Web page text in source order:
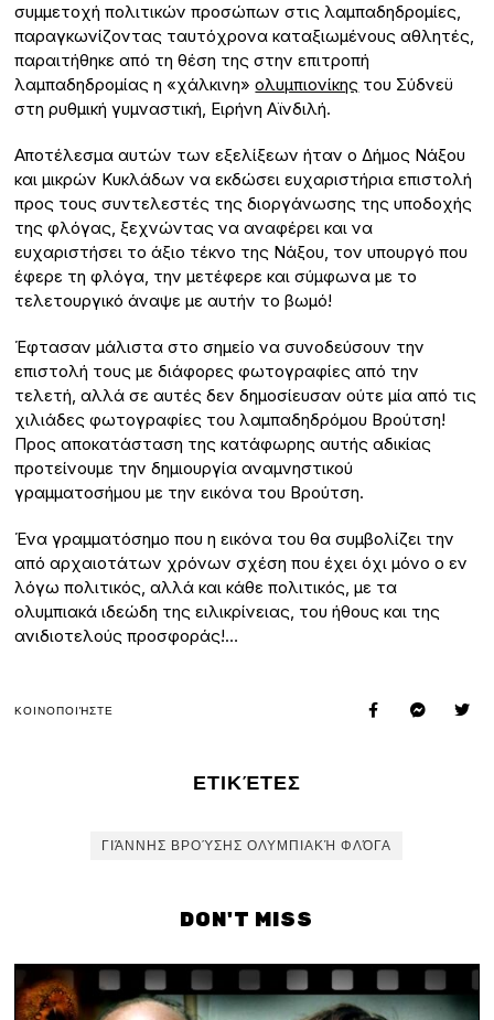
συμμετοχή πολιτικών προσώπων στις λαμπαδηδρομίες,
παραγκωνίζοντας ταυτόχρονα καταξιωμένους αθλητές,
παραιτήθηκε από τη θέση της στην επιτροπή
λαμπαδηδρομίας η «χάλκινη»ολυμπιονίκης του Σύδνεϋ
στη ρυθμική γυμναστική, Ειρήνη Αϊνδιλή.
Αποτέλεσμα αυτών των εξελίξεων ήταν ο Δήμος Νάξου
και μικρών Κυκλάδων να εκδώσει ευχαριστήρια επιστολή
προς τους συντελεστές της διοργάνωσης της υποδοχής
της φλόγας, ξεχνώντας να αναφέρει και να
ευχαριστήσει το άξιο τέκνο της Νάξου, τον υπουργό που
έφερε τη φλόγα, την μετέφερε και σύμφωνα με το
τελετουργικό άναψε με αυτήν το βωμό!
Έφτασαν μάλιστα στο σημείο να συνοδεύσουν την
επιστολή τους με διάφορες φωτογραφίες από την
τελετή, αλλά σε αυτές δεν δημοσίευσαν ούτε μία από τις
χιλιάδες φωτογραφίες του λαμπαδηδρόμου Βρούτση!
Προς αποκατάσταση της κατάφωρης αυτής αδικίας
προτείνουμε την δημιουργία αναμνηστικού
γραμματοσήμου με την εικόνα του Βρούτση.
Ένα γραμματόσημο που η εικόνα του θα συμβολίζει την
από αρχαιοτάτων χρόνων σχέση που έχει όχι μόνο ο εν
λόγω πολιτικός, αλλά και κάθε πολιτικός, με τα
ολυμπιακά ιδεώδη της ειλικρίνειας, του ήθους και της
ανιδιοτελούς προσφοράς!…
ΚΟΙΝΟΠΟΙΉΣΤΕ
ΕΤΙΚΈΤΕΣ
ΓΙΆΝΝΗΣ ΒΡΟΎΣΗΣ ΟΛΥΜΠΙΑΚΉ ΦΛΌΓΑ
DON'T MISS